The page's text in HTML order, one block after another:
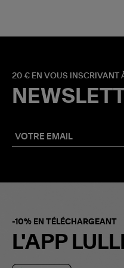
20 € EN VOUS INSCRIVANT
-10% EN TÉLÉCHARGEANT
L'APP LULLI